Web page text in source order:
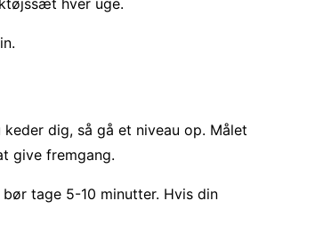
hver uge.
dig, så gå et niveau op. Målet
give fremgang.
tage 5-10 minutter. Hvis din